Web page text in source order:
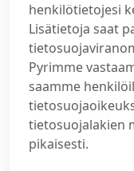
henkilötietojesi
Lisätietoja saat
Pyrimme
saamme
tietosuojalakien
pikaisesti.